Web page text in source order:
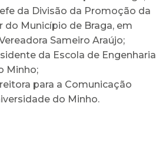
da Divisão da Promoção da
do Município de Braga, em
Sameiro Araújo;
da Escola de Engenharia
Minho;
para a Comunicação
do Minho.